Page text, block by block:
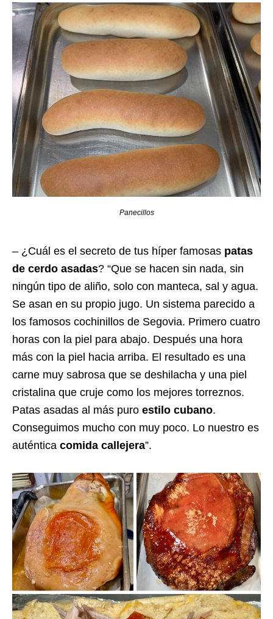
Panecillos
– ¿Cuál es el secreto de tus híper famosas patas
de cerdo asadas? “Que se hacen sin nada, sin
ningún tipo de aliño, solo con manteca, sal y agua.
Se asan en su propio jugo. Un sistema parecido a
los famosos cochinillos de Segovia. Primero cuatro
horas con la piel para abajo. Después una hora
más con la piel hacia arriba. El resultado es una
carne muy sabrosa que se deshilacha y una piel
cristalina que cruje como los mejores torreznos.
Patas asadas al más puro estilo cubano.
Conseguimos mucho con muy poco. Lo nuestro es
auténtica comida callejera”.